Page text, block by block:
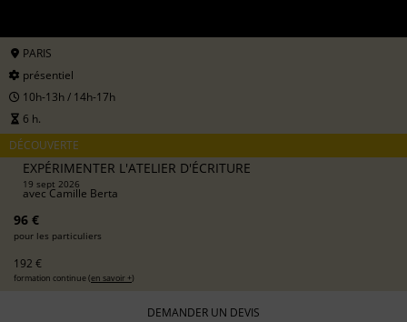
PARIS
présentiel
10h-13h / 14h-17h
6 h.
DÉCOUVERTE
EXPÉRIMENTER L'ATELIER D'ÉCRITURE
19 sept 2026
avecCamille Berta
96 €
pour les particuliers
192 €
formation continue (en savoir +)
DEMANDER UN DEVIS